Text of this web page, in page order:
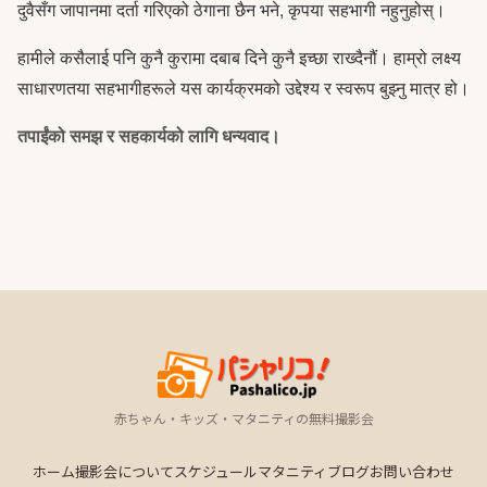
दुवैसँग जापानमा दर्ता गरिएको ठेगाना छैन भने, कृपया सहभागी नहुनुहोस्।
हामीले कसैलाई पनि कुनै कुरामा दबाब दिने कुनै इच्छा राख्दैनौं। हाम्रो लक्ष्य
साधारणतया सहभागीहरूले यस कार्यक्रमको उद्देश्य र स्वरूप बुझ्नु मात्र हो।
तपाईंको समझ र सहकार्यको लागि धन्यवाद।
赤ちゃん・キッズ・マタニティの無料撮影会
ホーム撮影会についてスケジュールマタニティ ブログお問い合わせ